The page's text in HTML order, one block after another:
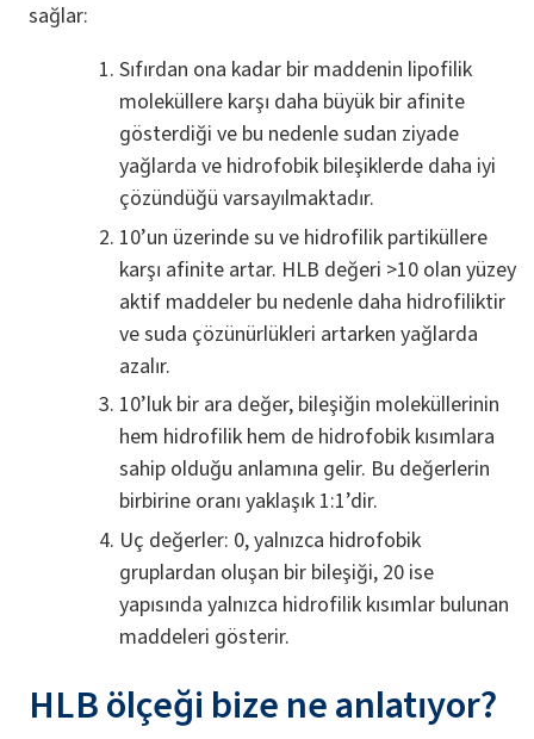
sağlar:
Sıfırdan ona kadar bir maddenin lipofilik
moleküllere karşı daha büyük bir afinite
gösterdiği ve bu nedenle sudan ziyade
yağlarda ve hidrofobik bileşiklerde daha iyi
çözündüğü varsayılmaktadır.
10’un üzerinde su ve hidrofilik partiküllere
karşı afinite artar. HLB değeri >10 olan yüzey
aktif maddeler bu nedenle daha hidrofiliktir
ve suda çözünürlükleri artarken yağlarda
azalır.
10’luk bir ara değer, bileşiğin moleküllerinin
hem hidrofilik hem de hidrofobik kısımlara
sahip olduğu anlamına gelir. Bu değerlerin
birbirine oranı yaklaşık 1:1’dir.
Uç değerler: 0, yalnızca hidrofobik
gruplardan oluşan bir bileşiği, 20 ise
yapısında yalnızca hidrofilik kısımlar bulunan
maddeleri gösterir.
HLB ölçeği bize ne anlatıyor?